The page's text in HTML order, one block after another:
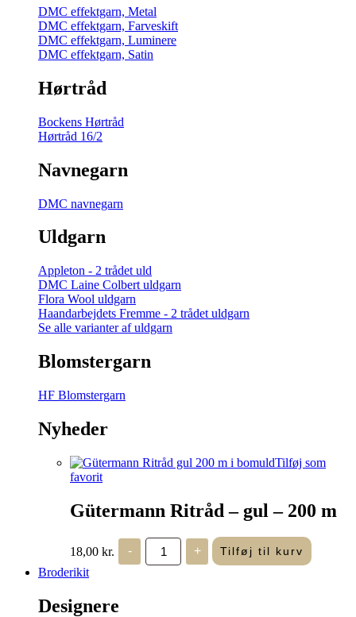
DMC effektgarn, Metal
DMC effektgarn, Farveskift
DMC effektgarn, Luminere
DMC effektgarn, Satin
Hørtråd
Bockens Hørtråd
Hørtråd 16/2
Navnegarn
DMC navnegarn
Uldgarn
Appleton - 2 trådet uld
DMC Laine Colbert uldgarn
Flora Wool uldgarn
Haandarbejdets Fremme - 2 trådet uldgarn
Se alle varianter af uldgarn
Blomstergarn
HF Blomstergarn
Nyheder
Tilføj som
favorit
Gütermann Ritråd – gul – 200 m
18,00 kr. -
Gütermann
Ritråd
-
+ Tilføj til kurv
Broderikit
Designere